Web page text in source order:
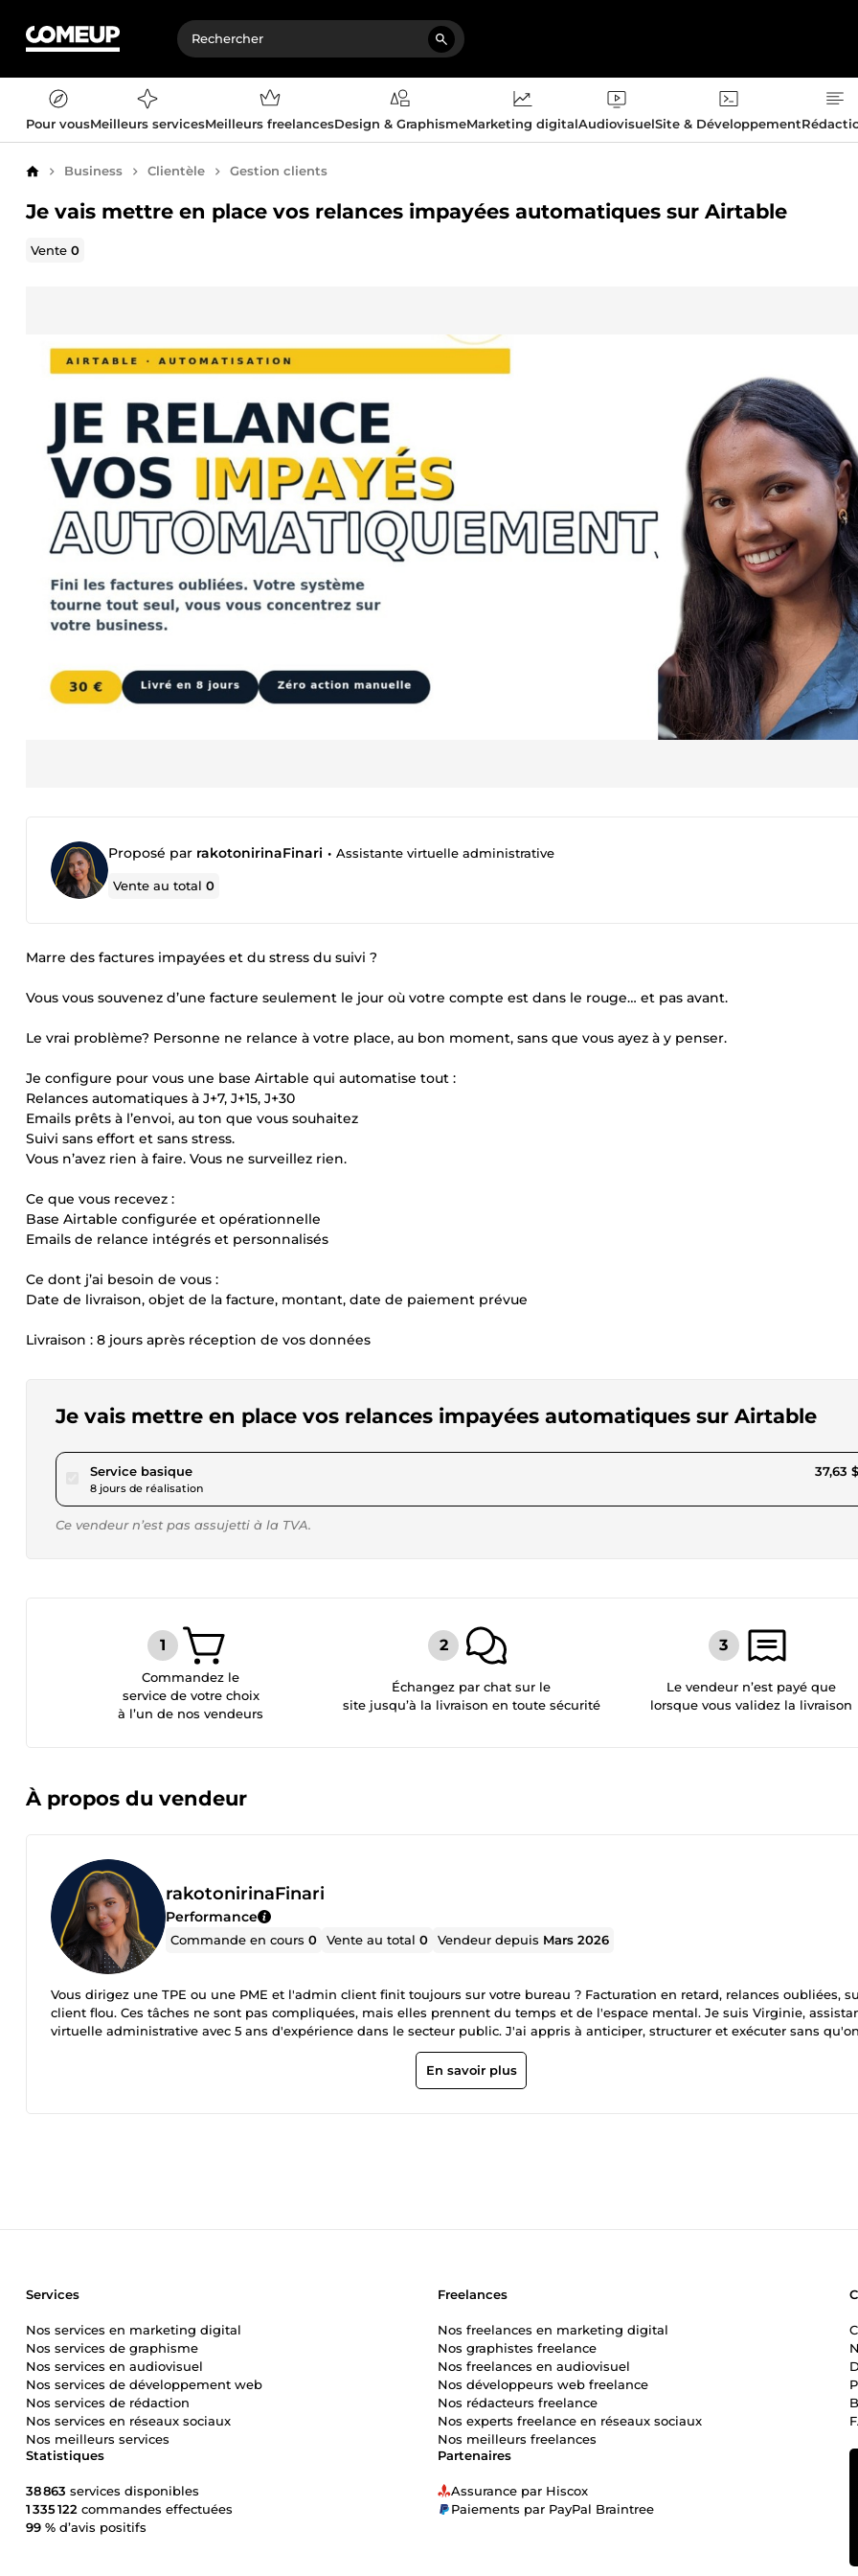
Pour vousMeilleurs servicesMeilleurs freelancesDesign & GraphismeMarketing digitalAudiovisuelSite & Développement
AccueilBusiness Clientèle Gestion clients
Je vais mettre en place vos relances impayées automatiques sur Airtable
Vente0
Proposé par rakotonirinaFinari • Assistante virtuelle administrative
Vente au total0
Marre des factures impayées et du stress du suivi ?
Vous vous souvenez d’une facture seulement le jour où votre compte est dans le rouge… et pas avant.
Le vrai problème? Personne ne relance à votre place, au bon moment, sans que vous ayez à y penser.
Je configure pour vous une base Airtable qui automatise tout :
Relances automatiques à J+7, J+15, J+30
Emails prêts à l’envoi, au ton que vous souhaitez
Suivi sans effort et sans stress.
Vous n’avez rien à faire. Vous ne surveillez rien.
Ce que vous recevez :
Base Airtable configurée et opérationnelle
Emails de relance intégrés et personnalisés
Ce dont j’ai besoin de vous :
Date de livraison, objet de la facture, montant, date de paiement prévue
Livraison : 8 jours après réception de vos données
Je vais mettre en place vos relances impayées automatiques sur Airtable
Service basiquepour 34,68 $US
8 jours de réalisation
37,63
Ce vendeur n’est pas assujetti à la TVA.
Commandez le
service de votre choix
à l’un de nos vendeurs
Échangez par chat sur le
site jusqu’à la livraison en toute sécurité
Le vendeur n’est payé que
lorsque vous validez la livraison
À propos du vendeur
rakotonirinaFinari
Performance
Commande en cours0 Vente au total0 Vendeur depuis Mars 2026
Vous dirigez une TPE ou une PME et l'admin client finit toujours sur votre bureau ? Facturation en retard, relances oubliées,
client flou. Ces tâches ne sont pas compliquées, mais elles prennent du temps et de l'espace mental. Je suis Virginie,
virtuelle administrative avec 5 ans d'expérience dans le secteur public. J'ai appris à anticiper, structurer et exécuter sans
tienne la main. Je prends en charge votre facturation, vos relances clients, votre suivi et votre organisation quotidienne. Je
place des systèmes qui tournent même quand vous n'y pensez pas. Je n'exécute pas seulement ce qu'on me demande.
ce qui arrive avant que vous y pensiez. Résultat : votre admin tourne, votre tête est libre.
En savoir plus
Partenaires
Assurance par Hiscox
Paiements par PayPal Braintree
Statistiques
38 863 services disponibles
1 335 122 commandes effectuées
99 % d’avis positifs
Services
Nos services en marketing digital
Nos services de graphisme
Nos services en audiovisuel
Nos services de développement web
Nos services de rédaction
Nos services en réseaux sociaux
Nos meilleurs services
Freelances
Nos freelances en marketing digital
Nos graphistes freelance
Nos freelances en audiovisuel
Nos développeurs web freelance
Nos rédacteurs freelance
Nos experts freelance en réseaux sociaux
Nos meilleurs freelances